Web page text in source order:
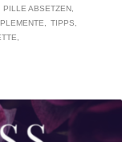
PILLE ABSETZEN
TIPPS